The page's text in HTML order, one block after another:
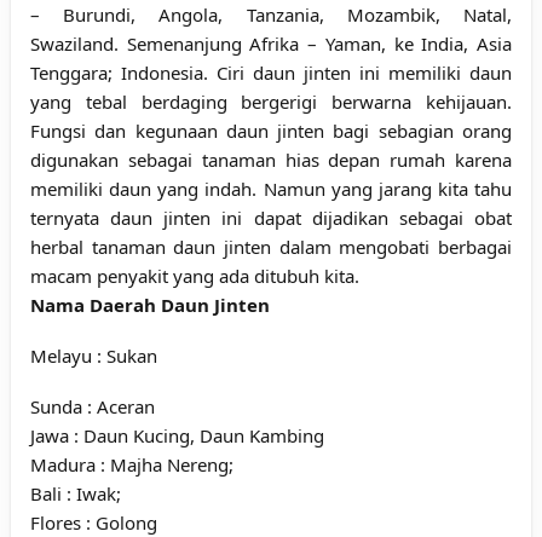
– Burundi, Angola, Tanzania, Mozambik, Natal,
Swaziland. Semenanjung Afrika – Yaman, ke India, Asia
Tenggara; Indonesia. Ciri daun jinten ini memiliki daun
yang tebal berdaging bergerigi berwarna kehijauan.
Fungsi dan kegunaan daun jinten bagi sebagian orang
digunakan sebagai tanaman hias depan rumah karena
memiliki daun yang indah. Namun yang jarang kita tahu
ternyata daun jinten ini dapat dijadikan sebagai obat
herbal tanaman daun jinten dalam mengobati berbagai
macam penyakit yang ada ditubuh kita.
Nama Daerah Daun Jinten
Melayu : Sukan
Sunda : Aceran
Jawa : Daun Kucing, Daun Kambing
Madura : Majha Nereng;
Bali : Iwak;
Flores : Golong